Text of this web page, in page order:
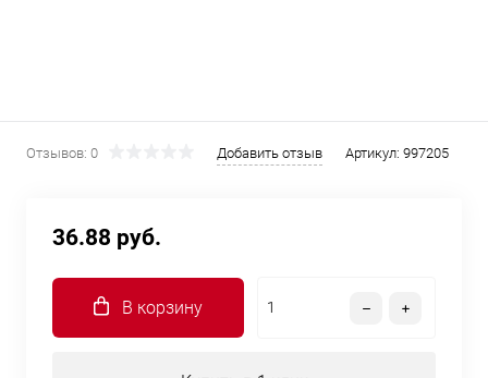
Отзывов: 0 Добавить отзыв Артикул: 997205
36.88 руб.
В корзину